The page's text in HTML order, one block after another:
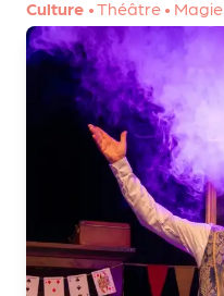
Culture •Théâtre • Magie
r
t
e
n
a
ir
s